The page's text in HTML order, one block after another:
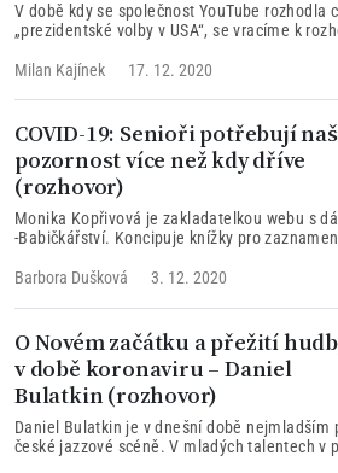
V době kdy se společnost YouTube rozhodla
„prezidentské volby v USA“, se vracíme k
Farář jednoho dne zjistil, že mu společnost
koronaviru.
Milan Kajínek 17. 12. 2020
COVID-19: Senioři potřebují
pozornost více než kdy dříve
(rozhovor)
Monika Kopřivová je zakladatelkou webu s
-Babičkářství. Koncipuje knížky pro
situaci seniorů v době covidové.
Barbora Dušková 3. 12. 2020
O Novém začátku a přežití
v době koronaviru – Daniel
Bulatkin (rozhovor)
Daniel Bulatkin je v dnešní době nejmladším
české jazzové scéně. V mladých talentech v